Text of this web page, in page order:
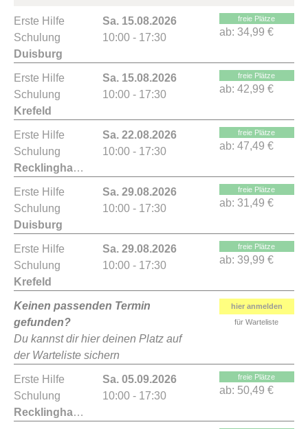
Erste Hilfe
Schulung
Duisburg
Sa. 15.08.2026
10:00 - 17:30
freie Plätze
ab: 34,99 €
Erste Hilfe
Schulung
Krefeld
Sa. 15.08.2026
10:00 - 17:30
freie Plätze
ab: 42,99 €
Erste Hilfe
Schulung
Recklinghausen
Sa. 22.08.2026
10:00 - 17:30
freie Plätze
ab: 47,49 €
Erste Hilfe
Schulung
Duisburg
Sa. 29.08.2026
10:00 - 17:30
freie Plätze
ab: 31,49 €
Erste Hilfe
Schulung
Krefeld
Sa. 29.08.2026
10:00 - 17:30
freie Plätze
ab: 39,99 €
Keinen passenden Termin
gefunden?
Du kannst dir hier deinen Platz auf
der Warteliste sichern
hier anmelden
für Warteliste
Erste Hilfe
Schulung
Recklinghausen
Sa. 05.09.2026
10:00 - 17:30
freie Plätze
ab: 50,49 €